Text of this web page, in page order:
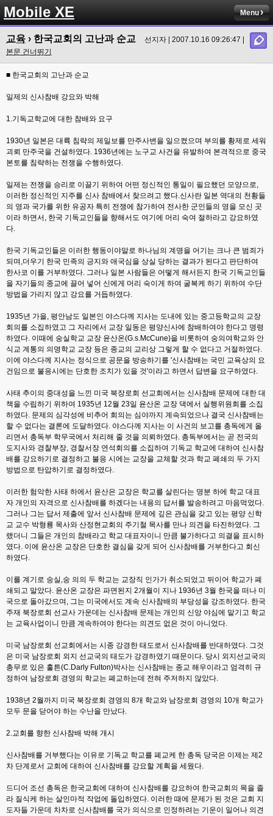
Mobile XE Menu
교육 › 한국교회의 고난과 순교
선지자 | 2007.10.16 09:26:47 |
본문 건너뛰기
■ 한국교회의 고난과 순교
일제의 신사참배 강요와 박해
1.기독교학교에 대한 참배와 요구
1930년 일본은 대륙 침략의 제일보를 만주사변을 일으켰으며 부의를 황제로 세워
괴뢰 만주국을 건설하였다. 1936년에는 노구교 사건을 유발하여 본격적으로 중국
본토를 침략하는 전쟁을 수행하였다.
일제는 전쟁을 승리로 이끌기 위하여 어떤 정신적인 통일이 필요했던 모양으로,
이러한 정신적인 지주를 신사 참배에서 찾으려고 했다.신사란 일본 역대의 천황들
의 영과 국가를 위한 유공자 특히 전쟁에 참가하여 전사한 군인들의 영을 모신 곳
이라 하면서, 한국 기독교인들을 향해서도 여기에 머리 숙여 절하라고 강요하였
다.
한국 기독교인들은 이러한 행동이야말로 하나님의 계명을 어기는 크나 큰 범죄가
되며,더우기 한국 민족의 긍지와 애국심을 상실 당하는 결과가 된다고 판단하여
한사코 이를 거부하였다. 그러나 일본 사람들은 어떻게 해서든지 한국 기독교인들
을 자기들의 종교에 끌어 넣어 신에게 머리 숙이게 하여 굴복케 하기 위하여 수단
방법을 가리지 않고 강요를 거듭하였다.
1935년 가을, 평안남도 일본인 야스다께 지사는 도내에 있는 중고등학교의 교장
회의를 소집하였고 그 자리에서 교장 일동은 평양신사에 참배하여야 한다고 명령
하였다. 이때에 숭실학교 교장 윤산온(G.s.McCune)을 비롯하여 숭의여학교와 안
식교 계통의 의명학교 교장 등은 종교의 교리상 그렇게 할 수 없다고 거절하였다.
이에 야스다께 지사는 정식으로 공문을 방송하기를 '신사참배는 국민 교육상의 요
건임으로 불응시에는 단호한 조치가 있을 것'이라고 하면서 답변을 요구하였다.
사태 추이의 중대성을 느낀 미국 북장로회 선교회에서는 신사참배 문제에 대한 대
책을 수립하기 위하여 1935년 12월 23일 윤산온 교장 댁에서 실행위원회를 소집
하였다. 문제의 심각성에 비추어 회의는 심야까지 계속되었으나 결국 신사참배는
할 수 없다는 결론에 도달하였다. 야스다께 지사는 이 사건의 보고를 총독에게 올
리면서 총독부 학무국에서 처리해 줄 것을 의뢰하였다. 총독부에서는 곧 전국의
도지사와 경찰부장, 경찰서장 연석회의를 소집하여 기독교 학교에 대하여 신사참
배를 강요하기로 결정하고 불응 시에는 교장을 교체할 것과 학교 폐쇄의 두 가지
방법으로 탄압하기로 결정하였다.
이러한 험악한 사태 하에서 윤산은 교장은 학교를 살린다는 명분 하에 학교 대표
자 개인의 자격으로 신사참배를 하겠다는 내용의 답서를 발송하려고 마음먹었다.
그러나 그는 답서 제출에 앞서 신사참배 문제에 깊은 관심을 갖고 있는 평양 신학
교 교수 박형룡 목사와 산정현교회의 주기철 목사를 만나 의견을 타진하였다. 그
랬더니 그들은 개인의 참배라고 학교 대표자이니 만큼 불가하다고 의결을 표시하
였다. 이에 윤산온 교장은 단호한 결심을 갖게 되어 신사참배를 거부한다고 회신
하였다.
이를 계기로 숭실,숭 의의 두 학교는 교장직 인가가 취소되었고 뒤이어 학교가 폐
쇄되고 말았다. 윤산온 교장은 파면된지 2개월이 지나 1936년 3월 한국을 떠나 미
국으로 돌아갔으며, 그는 미국에서도 계속 신사참배의 부당성을 강조하였다. 한국
주재 북장로회 선교사 가운데는 신사참배 문제는 개인의 신앙 야심에 맡기고 학교
는 교육사업이니 만큼 계속하여야 한다는 의견도 없은 것이 아니었다.
미국 남장로회 선교회에서는 시종 강경한 태도로서 신사참배를 반대하였다. 그것
은 미국 남장로회 외지 선교국의 태도가 강경하였기 때문이다. 당시 외지선교국의
총무로 있은 훌튼(C.Darly Fulton)박사는 신사참배는 종교 해우이라고 엄격히 규
정하여 남장로회 경영의 학교는 폐교하는데 전혀 주저하지 않았다.
1938년 2월까지 미국 북장로회 경영의 8개 학교와 남장로회 경영의 10개 학교가
모두 문을 닫어야 하는 수난을 만났다.
2.교회를 향한 신사참배 박해 개시
신사참배를 거부했다는 이유로 기독교 학교를 폐교케 한 총독 당국은 이제는 제2
차 단계로서 교회에 대하여 신사참배를 강요할 계획을 세웠다.
드디어 조선 총독은 한국교회에 대하여 신사참배를 강요하여 한국교회의 목을 졸
라 질식케 하는 살인마적 작업에 돌입하였다. 이러한 때에 문제가 된 것은 교회 지
도자들 가운데 차차로 신사참배를 국가 의식으로 인정하려는 기운이 일어나 의견